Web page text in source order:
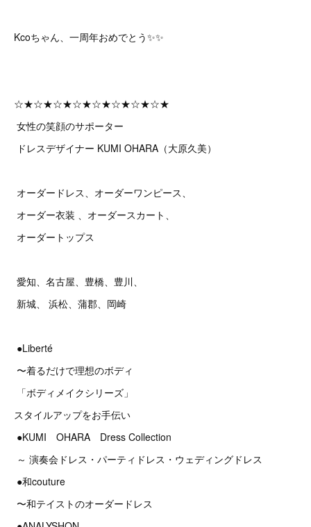
Kcoちゃん、一周年おめでとう✨✨
☆★☆★☆★☆★☆★☆★☆★☆★
女性の笑顔のサポーター
ドレスデザイナー KUMI OHARA（大原久美）
オーダードレス、オーダーワンピース、
オーダー衣装 、オーダースカート、
オーダートップス
愛知、名古屋、豊橋、豊川、
新城、 浜松、蒲郡、岡崎
●Liberté
〜着るだけで理想のボディ
「ボディメイクシリーズ」
スタイルアップをお手伝い
●KUMI OHARA Dress Collection
～ 演奏会ドレス・パーティドレス・ウェディングドレス
●和couture
〜和テイストのオーダードレス